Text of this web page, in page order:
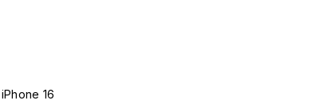
16